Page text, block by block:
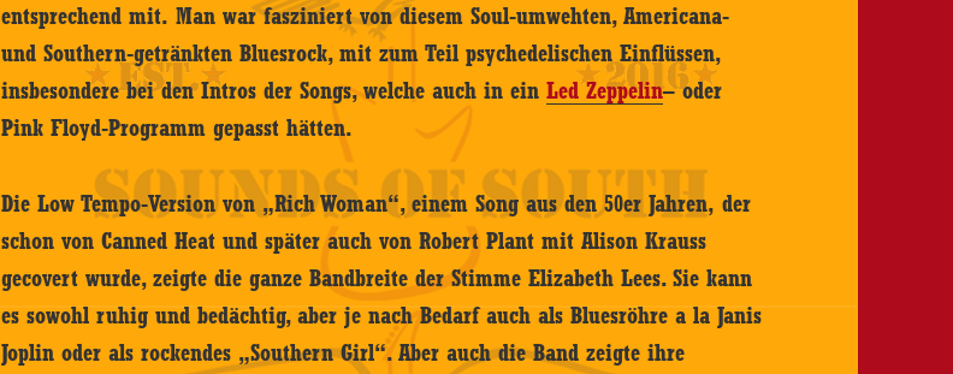
entsprechend mit. Man war fasziniert von diesem Soul-umwehten, Americana-
und Southern-getränkten Bluesrock, mit zum Teil psychedelischen Einflüssen,
insbesondere bei den Intros der Songs, welche auch in einLed Zeppelin– oder
Pink Floyd-Programm gepasst hätten.
Die Low Tempo-Version von „Rich Woman“, einem Song aus den 50er Jahren, der
schon von Canned Heat und später auch von Robert Plant mit Alison Krauss
gecovert wurde, zeigte die ganze Bandbreite der Stimme Elizabeth Lees. Sie kann
es sowohl ruhig und bedächtig, aber je nach Bedarf auch als Bluesröhre a la Janis
Joplin oder als rockendes „Southern Girl“. Aber auch die Band zeigte ihre